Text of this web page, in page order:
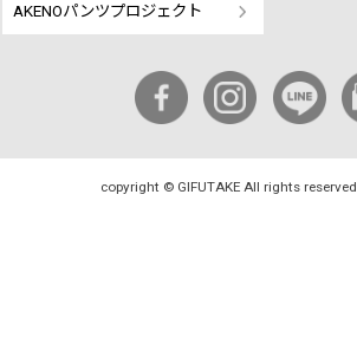
AKENOパンツプロジェクト
copyright © GIFUTAKE All rights reserved.